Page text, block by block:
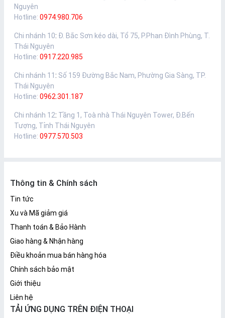
Nguyên
Hotline: 0974.980.706
Chi nhánh 10: Đ. Bắc Sơn kéo dài, Tổ 75, P.Phan Đình Phùng, T.
Thái Nguyên
Hotline: 0917.220.985
Chi nhánh 11 : Số 159 Đường Bắc Nam, Phường Gia Sàng, TP.
Thái Nguyên
Hotline: 0962.301.187
Chi nhánh 12: Tầng 1, Toà nhà Thái Nguyên Tower, Đ.Bến
Tượng, Tỉnh Thái Nguyên
Hotline: 0977.570.503
Thông tin & Chính sách
Tin tức
Xu và Mã giảm giá
Thanh toán & Bảo Hành
Giao hàng & Nhận hàng
Điều khoản mua bán hàng hóa
Chính sách bảo mật
Giới thiệu
Liên hệ
TẢI ỨNG DỤNG TRÊN ĐIỆN THOẠI